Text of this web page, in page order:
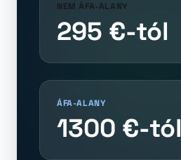
NEM ÁFA-ALANY
295 €-tól
ÁFA-ALANY
1300 €-tól